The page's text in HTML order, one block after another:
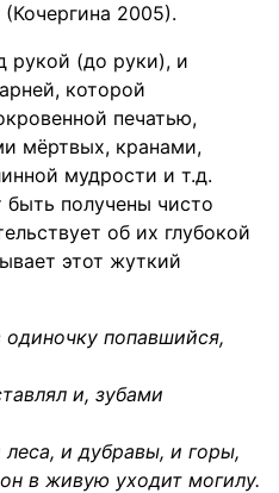
2005).
рукой (до руки), и
которой
печатью,
мёртвых, кранами,
мудрости и т.д.
получены чисто
об их глубокой
этот жуткий
одиночку попавшийся,
и, зубами
и дубравы, и горы,
в живую уходит могилу.